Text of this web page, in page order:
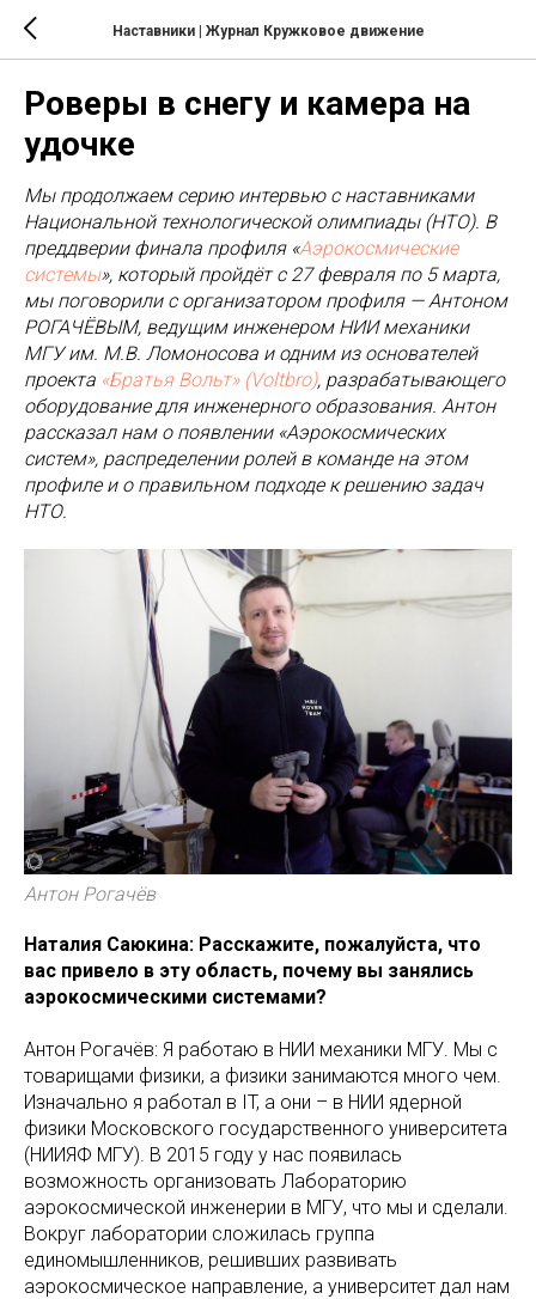
Наставники | Журнал Кружковое движение
Роверы в снегу и камера на
удочке
Мы продолжаем серию интервью с наставниками
Национальной технологической олимпиады (НТО). В
преддверии финала профиля «Аэрокосмические
системы», который пройдёт с 27 февраля по 5 марта,
мы поговорили с организатором профиля — Антоном
РОГАЧЁВЫМ, ведущим инженером НИИ механики
МГУ им. М.В. Ломоносова и одним из основателей
проекта «Братья Вольт» (Voltbro), разрабатывающего
оборудование для инженерного образования. Антон
рассказал нам о появлении «Аэрокосмических
систем», распределении ролей в команде на этом
профиле и о правильном подходе к решению задач
НТО.
Антон Рогачёв
Наталия Саюкина: Расскажите, пожалуйста, что
вас привело в эту область, почему вы занялись
аэрокосмическими системами?
Антон Рогачёв: Я работаю в НИИ механики МГУ. Мы с
товарищами физики, а физики занимаются много чем.
Изначально я работал в IT, а они – в НИИ ядерной
физики Московского государственного университета
(НИИЯФ МГУ). В 2015 году у нас появилась
возможность организовать Лабораторию
аэрокосмической инженерии в МГУ, что мы и сделали.
Вокруг лаборатории сложилась группа
единомышленников, решивших развивать
аэрокосмическое направление, а университет дал нам